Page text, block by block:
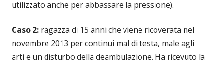
utilizzato anche per abbassare la pressione).
Caso 2: ragazza di 15 anni che viene ricoverata nel
novembre 2013 per continui mal di testa, male agli
arti e un disturbo della deambulazione. Ha ricevuto la